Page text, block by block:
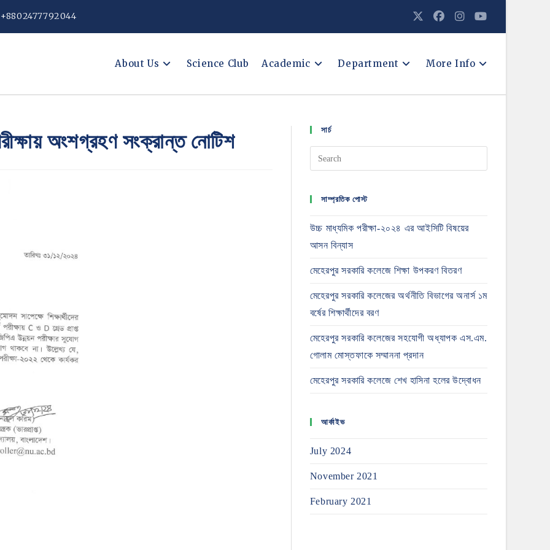
About Us Science Club Academic Department More Info
অংশগ্রহণ সংক্রান্ত নোটিশ সার্চ
সাম্প্রতিক পোস্ট
উচ্চ মাধ্যমিক পরীক্ষা-২০২৪ এর আইসিটি বিষয়ের
আসন বিন্যাস
মেহেরপুর সরকারি কলেজে শিক্ষা উপকরণ বিতরণ
মেহেরপুর সরকারি কলেজের অর্থনীতি বিভাগের অনার্স ১ম
বর্ষের শিক্ষার্থীদের বরণ
মেহেরপুর সরকারি কলেজের সহযোগী অধ্যাপক এস.এম.
গোলাম মোস্তফাকে সম্মাননা প্রদান
মেহেরপুর সরকারি কলেজে শেখ হাসিনা হলের উদ্বোধন
আর্কাইভ
July 2024
November 2021
February 2021